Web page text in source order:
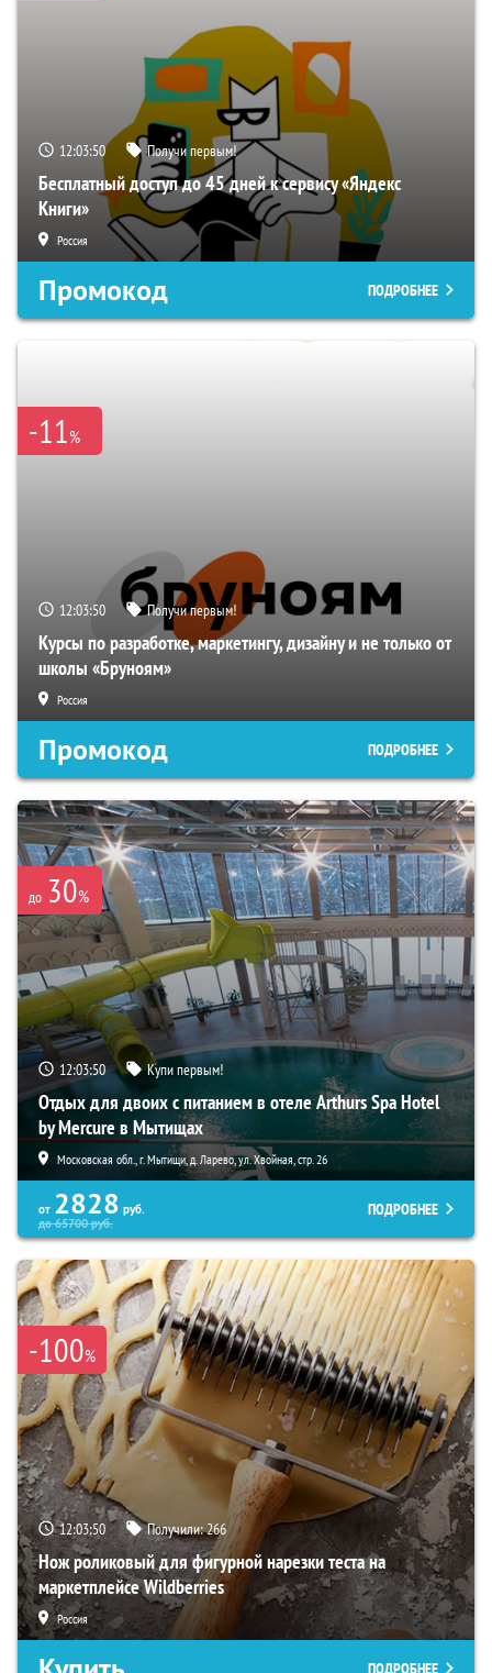
12:03:49 Получи первым!
Бесплатный доступ до 45 дней к сервису «Яндекс
Книги»
Россия
Промокод ПОДРОБНЕЕ
-11%
12:03:49 Получи первым!
Курсы по разработке, маркетингу, дизайну и не только от
школы «Бруноям»
Россия
Промокод ПОДРОБНЕЕ
до 30%
12:03:49 Купи первым!
Отдых для двоих с питанием в отеле Arthurs Spa Hotel
by Mercure в Мытищах
Московская обл., г. Мытищи, д. Ларево, ул. Хвойная, стр. 26
от 2828 руб.
до65700руб.
ПОДРОБНЕЕ
-100%
12:03:49 Получили:266
Нож роликовый для фигурной нарезки теста на
маркетплейсе Wildberries
Россия
ПОДРОБНЕЕ